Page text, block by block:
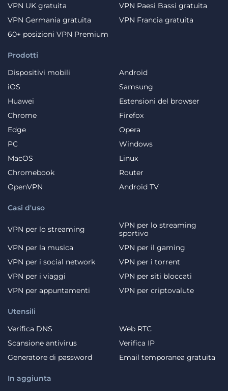
Prodotti
Dispositivi mobili
Android
iOS
Samsung
Huawei
Estensioni del browser
Chrome
Firefox
Edge
Opera
PC
Windows
MacOS
Linux
Chromebook
Router
OpenVPN
Android TV
Casi d'uso
VPN per lo streaming
VPN per lo streaming
sportivo
VPN per la musica
VPN per il gaming
VPN per i social network
VPN per i torrent
VPN per i viaggi
VPN per siti bloccati
VPN per appuntamenti
VPN per criptovalute
In aggiunta
VPN UK gratuita
VPN Paesi Bassi gratuita
VPN Germania gratuita
VPN Francia gratuita
60+ posizioni VPN Premium
Utensili
Verifica DNS
Web RTC
Scansione antivirus
Verifica IP
Generatore di password
Email temporanea gratuita